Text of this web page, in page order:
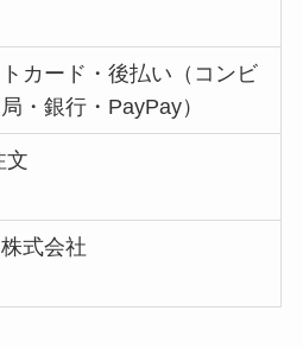
カード・後払い（コンビ
・銀行・PayPay）
文
式会社